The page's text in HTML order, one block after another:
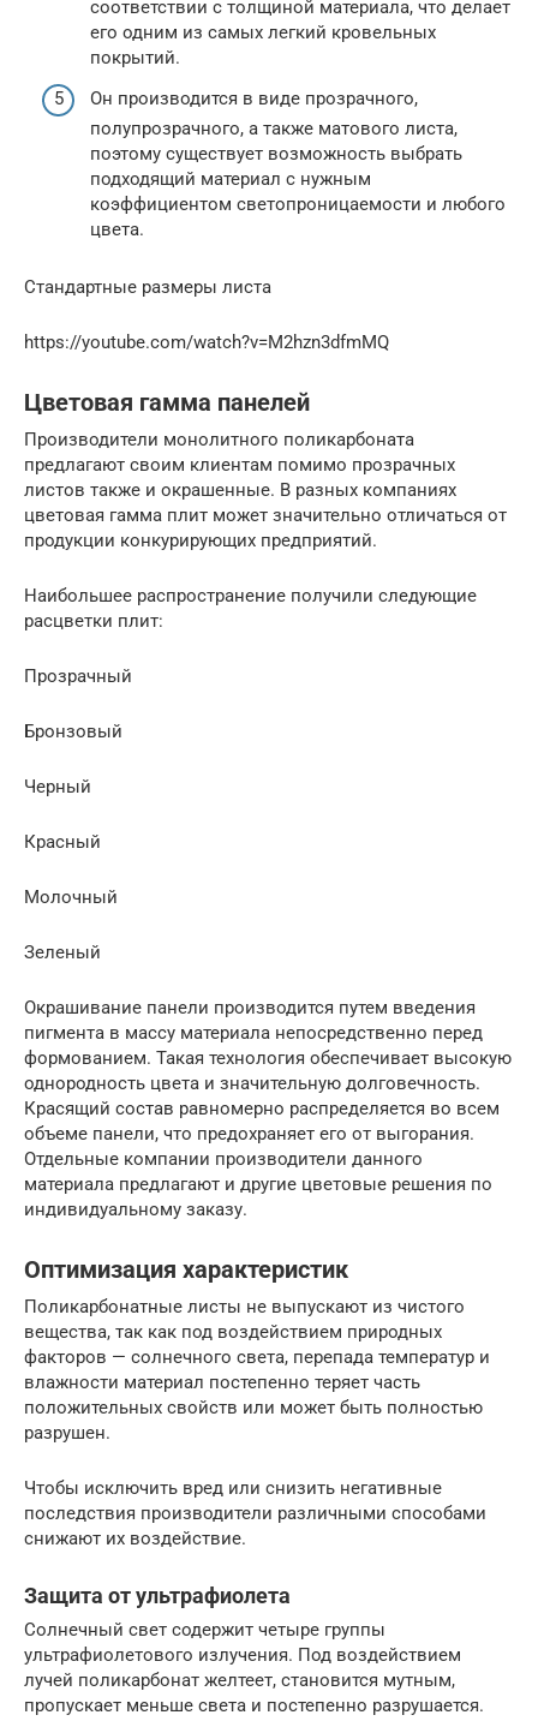
соответствии с толщиной материала, что делает
его одним из самых легкий кровельных
покрытий.
Он производится в виде прозрачного,
полупрозрачного, а также матового листа,
поэтому существует возможность выбрать
подходящий материал с нужным
коэффициентом светопроницаемости и любого
цвета.
Стандартные размеры листа
https://youtube.com/watch?v=M2hzn3dfmMQ
Цветовая гамма панелей
Производители монолитного поликарбоната
предлагают своим клиентам помимо прозрачных
листов также и окрашенные. В разных компаниях
цветовая гамма плит может значительно отличаться от
продукции конкурирующих предприятий.
Наибольшее распространение получили следующие
расцветки плит:
Прозрачный
Бронзовый
Черный
Красный
Молочный
Зеленый
Окрашивание панели производится путем введения
пигмента в массу материала непосредственно перед
формованием. Такая технология обеспечивает высокую
однородность цвета и значительную долговечность.
Красящий состав равномерно распределяется во всем
объеме панели, что предохраняет его от выгорания.
Отдельные компании производители данного
материала предлагают и другие цветовые решения по
индивидуальному заказу.
Оптимизация характеристик
Поликарбонатные листы не выпускают из чистого
вещества, так как под воздействием природных
факторов — солнечного света, перепада температур и
влажности материал постепенно теряет часть
положительных свойств или может быть полностью
разрушен.
Чтобы исключить вред или снизить негативные
последствия производители различными способами
снижают их воздействие.
Защита от ультрафиолета
Солнечный свет содержит четыре группы
ультрафиолетового излучения. Под воздействием
лучей поликарбонат желтеет, становится мутным,
пропускает меньше света и постепенно разрушается.